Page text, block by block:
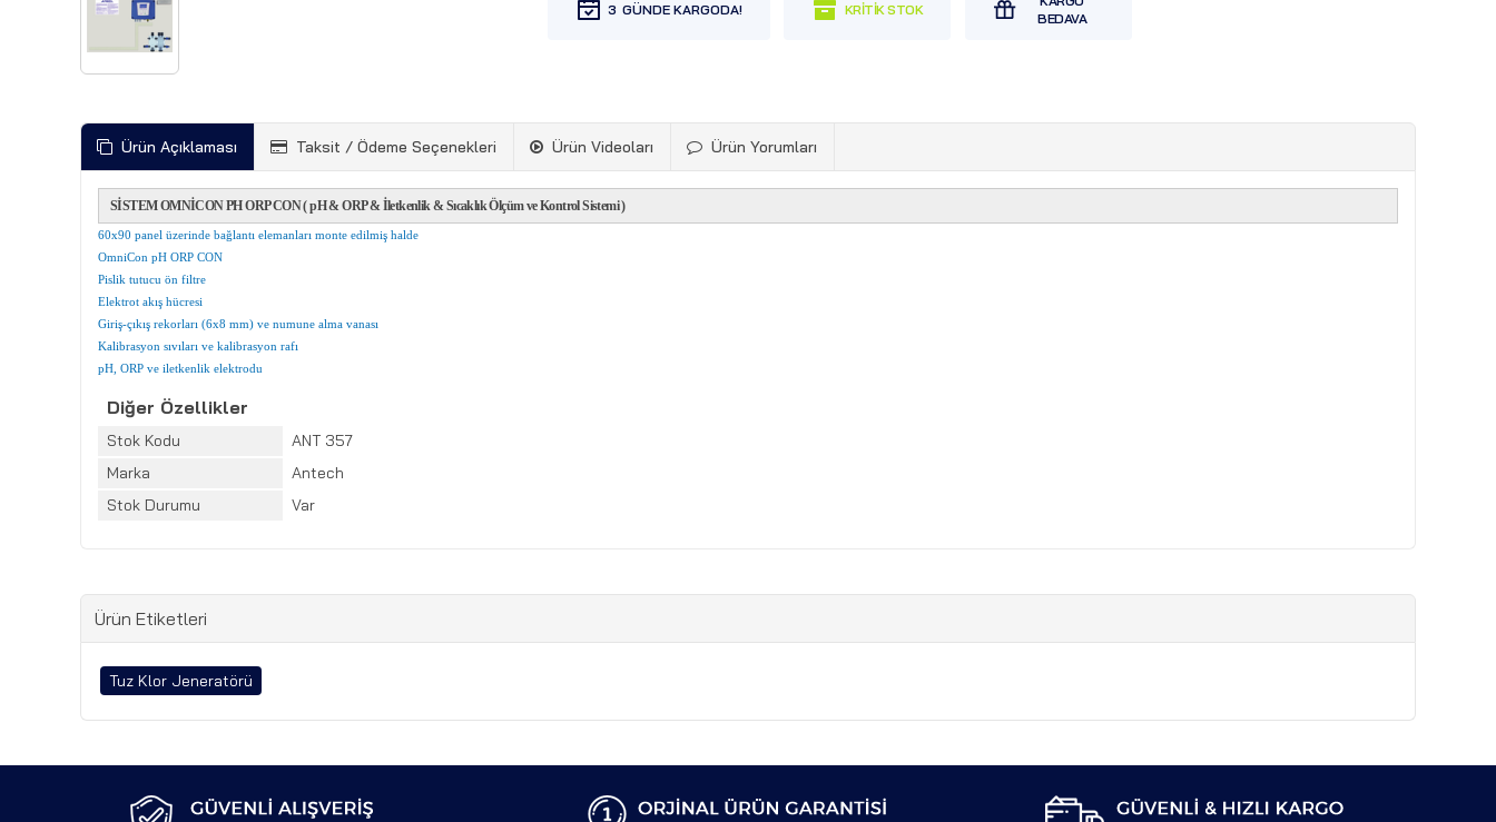
3
Ürün Açıklaması Taksit / Ödeme Seçenekleri Ürün Videoları Ürün Yorumları
SİSTEM OMNİCON PH ORP CON ( pH & ORP & İletkenlik & Sıcaklık Ölçüm ve Kontrol Sistemi )
60x90 panel üzerinde bağlantı elemanları monte edilmiş halde
OmniCon pH ORP CON
Pislik tutucu ön filtre
Elektrot akış hücresi
Giriş-çıkış rekorları (6x8 mm) ve numune alma vanası
Kalibrasyon sıvıları ve kalibrasyon rafı
pH, ORP ve iletkenlik elektrodu
Diğer Özellikler
Stok Kodu
ANT 357
Marka
Antech
Stok Durumu
Var
Ürün Etiketleri
Tuz Klor Jeneratörü